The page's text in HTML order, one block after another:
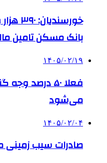
بانک مسکن تامین
۱۴۰۵/۰۲/۱۹
فعلا ۵۰ درصد
می‌شود
۱۴۰۵/۰۲/۰۴
صادرات سیب زمینی